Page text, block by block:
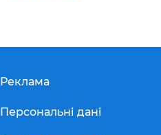
Реклама
Персональні дані